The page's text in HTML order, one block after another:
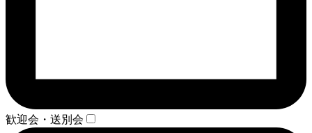
歓迎会・送別会